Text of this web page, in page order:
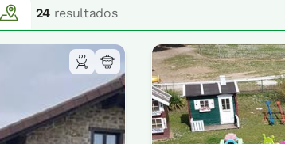
24 resultados